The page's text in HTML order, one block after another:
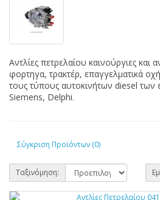
Αντλίες πετρελαίου καινούργιες και
φορτηγα, τρακτέρ, επαγγελματικά
τους τύπους αυτοκινήτων diesel των
Siemens, Delphi.
Σύγκριση Προϊόντων (0)
Ταξινόμηση: